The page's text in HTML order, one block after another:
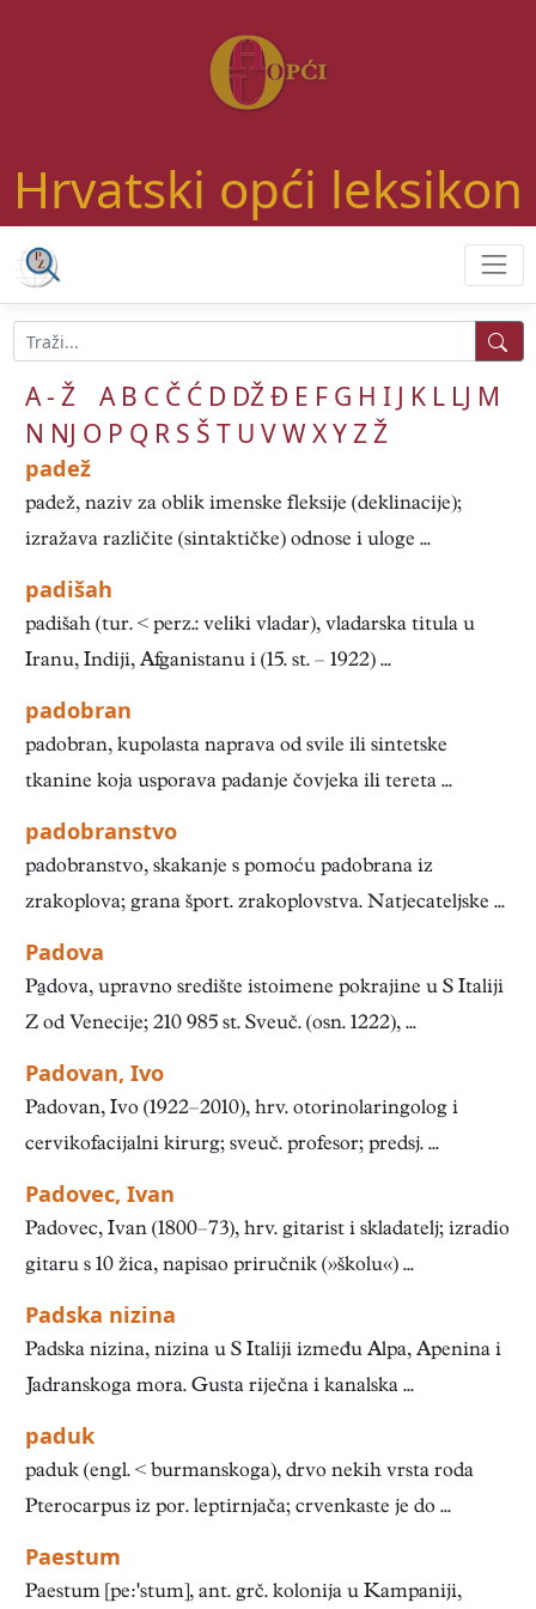
Hrvatski opći leksikon
A - Ž A B C Č Ć D DŽĐ E F G H I J K L LJ M
N NJ O P Q R S Š T U VWXYZŽ
padež
padež, naziv za oblik imenske fleksije (deklinacije);
izražava različite (sintaktičke) odnose i uloge ...
padišah
padišah (tur. < perz.: veliki vladar), vladarska titula u
Iranu, Indiji, Afganistanu i (15. st. – 1922) ...
padobran
padobran, kupolasta naprava od svile ili sintetske
tkanine koja usporava padanje čovjeka ili tereta ...
padobranstvo
padobranstvo, skakanje s pomoću padobrana iz
zrakoplova; grana šport. zrakoplovstva. Natjecateljske ...
Padova
Pdova, upravno središte istoimene pokrajine u S Italiji
Z od Venecije; 210 985 st. Sveuč. (osn. 1222), ...
Padovan, Ivo
Padovan, Ivo (1922–2010), hrv. otorinolaringolog i
cervikofacijalni kirurg; sveuč. profesor; predsj. ...
Padovec, Ivan
Padovec, Ivan (1800–73), hrv. gitarist i skladatelj; izradio
gitaru s 10 žica, napisao priručnik (»školu«) ...
Padska nizina
Padska nizina, nizina u S Italiji između Alpa, Apenina i
Jadranskoga mora. Gusta riječna i kanalska ...
paduk
paduk (engl. < burmanskoga), drvo nekih vrsta roda
Pterocarpus iz por. leptirnjača; crvenkaste je do ...
Paestum
Paestum [pestum], ant. grč. kolonija u Kampaniji,